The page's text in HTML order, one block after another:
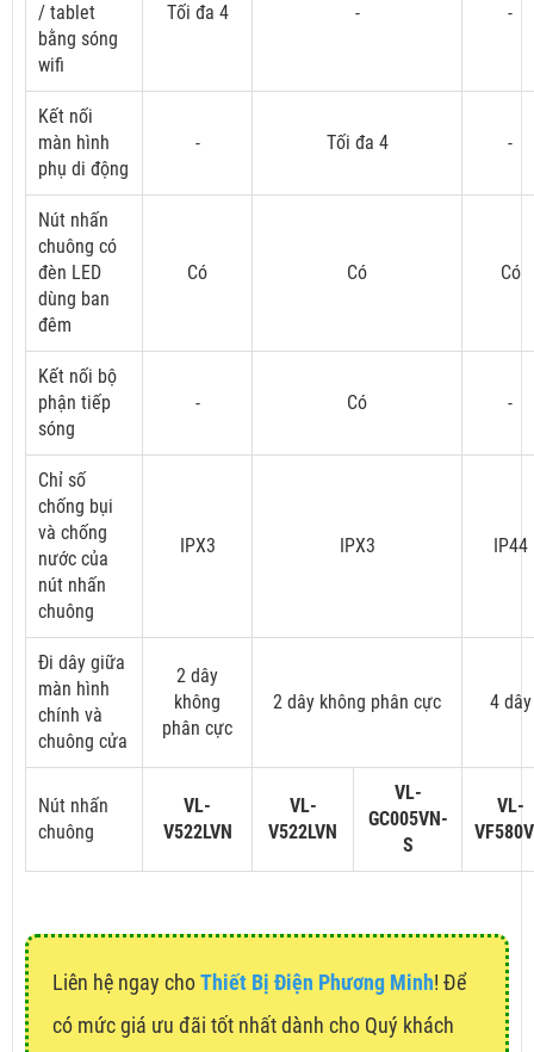
/ tablet
bằng sóng
wifi
Tối đa 4 - -
Kết nối
màn hình
phụ di động
- Tối đa 4 -
Nút nhấn
chuông có
đèn LED
dùng ban
đêm
Có Có Có
Kết nối bộ
phận tiếp
sóng
- Có -
Chỉ số
chống bụi
và chống
nước của
nút nhấn
chuông
IPX3 IPX3 IP44
Đi dây giữa
màn hình
chính và
chuông cửa
2 dây
không
phân cực
2 dây không phân cực 4 dây
Nút nhấn
chuông
VL-
V522LVN
VL-
V522LVN
VL-
GC005VN-
S
VL-
Liên hệ ngay choThiết Bị Điện Phương Minh! Để
có mức giá ưu đãi tốt nhất dành cho Quý khách